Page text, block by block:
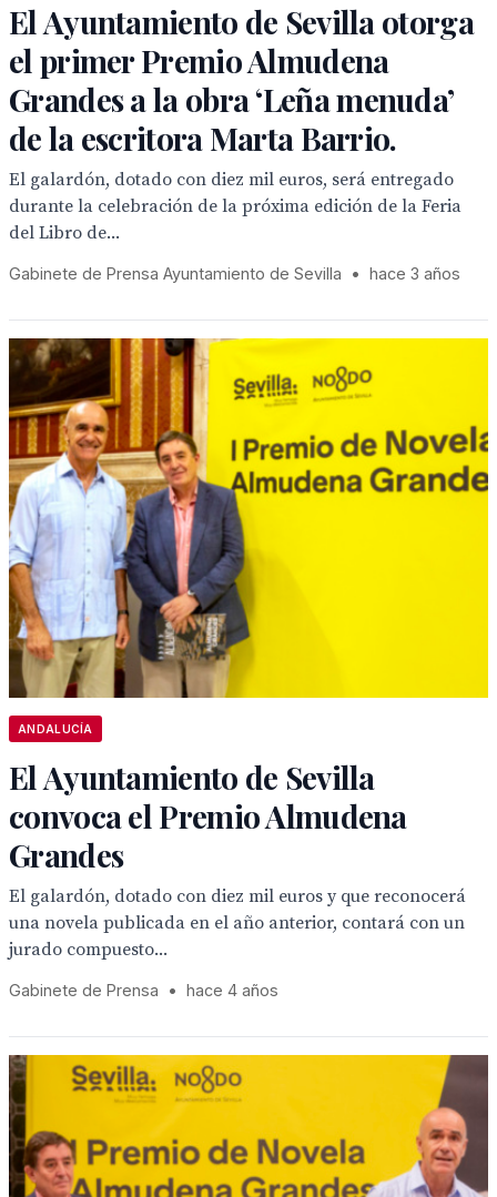
El Ayuntamiento de Sevilla otorga
el primer Premio Almudena
Grandes a la obra ‘Leña menuda’
de la escritora Marta Barrio.
El galardón, dotado con diez mil euros, será entregado
durante la celebración de la próxima edición de la Feria
del Libro de...
Gabinete de Prensa Ayuntamiento de Sevilla • hace 3 años
ANDALUCÍA
El Ayuntamiento de Sevilla
convoca el Premio Almudena
Grandes
El galardón, dotado con diez mil euros y que reconocerá
una novela publicada en el año anterior, contará con un
jurado compuesto...
Gabinete de Prensa • hace 4 años